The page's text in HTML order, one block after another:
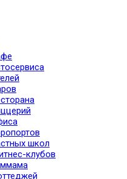
школ
клубов